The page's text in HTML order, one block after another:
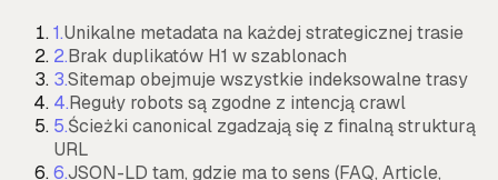
1.Unikalne metadata na każdej strategicznej trasie
2.Brak duplikatów H1 w szablonach
3.Sitemap obejmuje wszystkie indeksowalne trasy
4.Reguły robots są zgodne z intencją crawl
5.Ścieżki canonical zgadzają się z finalną strukturą
URL
6.JSON-LD tam, gdzie ma to sens (FAQ, Article,